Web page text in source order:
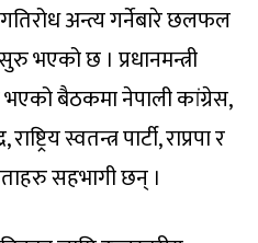
अन्त्य गर्नेबारे छलफल
भएको छ । प्रधानमन्त्री
बैठकमा नेपाली कांग्रेस,
स्वतन्त्र पार्टी, राप्रपा र
सहभागी छन् ।